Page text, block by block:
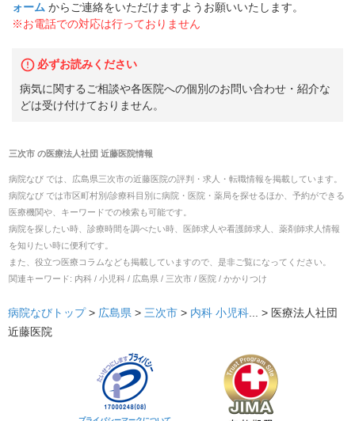
ォーム からご連絡をいただけますようお願いいたします。
※お電話での対応は行っておりません
必ずお読みください
病気に関するご相談や各医院への個別のお問い合わせ・紹介な
どは受け付けておりません。
三次市の医療法人社団 近藤医院情報
病院なび では、 広島県三次市の近藤医院の評判・求人・転職情報を掲載しています。
病院なび では市区町村別/診療科目別に病院・医院・薬局を探せるほか、予約ができる
医療機関や、キーワードでの検索も可能です。
病院を探したい時、診療時間を調べたい時、医師求人や看護師求人、薬剤師求人情報
を知りたい時に便利です。
また、役立つ医療コラムなども掲載していますので、是非ご覧になってください。
関連キーワード: 内科 / 小児科 / 広島県 / 三次市 / 医院 / かかりつけ
病院なびトップ > 広島県 > 三次市 > 内科 小児科 ... > 医療法人社団
近藤医院